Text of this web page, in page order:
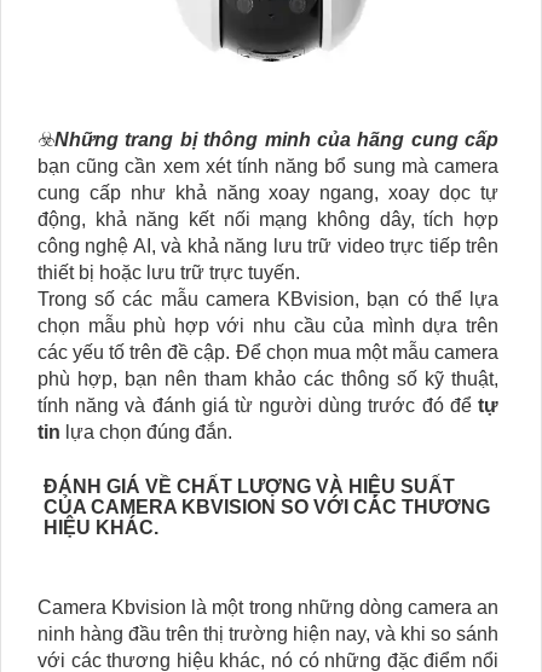
☣️Những trang bị thông minh của hãng cung cấp
bạn cũng cần xem xét tính năng bổ sung mà camera
cung cấp như khả năng xoay ngang, xoay dọc tự
động, khả năng kết nối mạng không dây, tích hợp
công nghệ AI, và khả năng lưu trữ video trực tiếp trên
thiết bị hoặc lưu trữ trực tuyến.
Trong số các mẫu camera KBvision, bạn có thể lựa
chọn mẫu phù hợp với nhu cầu của mình dựa trên
các yếu tố trên đề cập. Để chọn mua một mẫu camera
phù hợp, bạn nên tham khảo các thông số kỹ thuật,
tính năng và đánh giá từ người dùng trước đó để tự
tin lựa chọn đúng đắn.
ĐÁNH GIÁ VỀ CHẤT LƯỢNG VÀ HIỆU SUẤT
CỦA CAMERA KBVISION SO VỚI CÁC THƯƠNG
HIỆU KHÁC.
Camera Kbvision là một trong những dòng camera an
ninh hàng đầu trên thị trường hiện nay, và khi so sánh
với các thương hiệu khác, nó có những đặc điểm nổi